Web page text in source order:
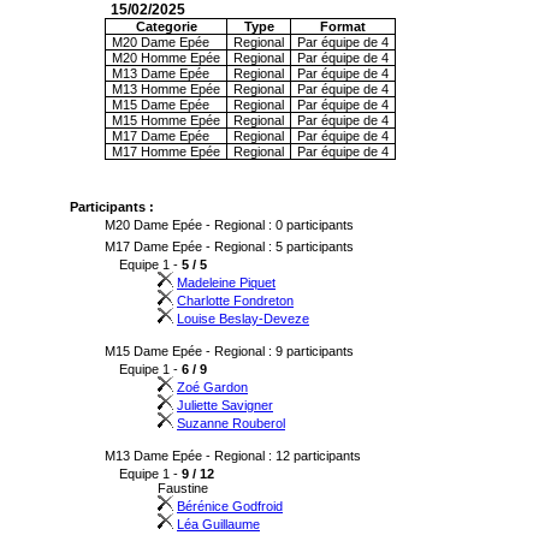
15/02/2025
Categorie Type
Format
M20 Dame Epée
Regional
Par équipe de 4
M20 Homme Epée
Regional
Par équipe de 4
M13 Dame Epée
Regional
Par équipe de 4
M13 Homme Epée
Regional
Par équipe de 4
M15 Dame Epée
Regional
Par équipe de 4
M15 Homme Epée
Regional
Par équipe de 4
M17 Dame Epée
Regional
Par équipe de 4
M17 Homme Epée
Regional Par équipe de 4
Participants :
M20 Dame Epée - Regional : 0 participants
M17 Dame Epée - Regional : 5 participants
Equipe 1 - 5 / 5
Madeleine Piquet
Charlotte Fondreton
Louise Beslay-Deveze
M15 Dame Epée - Regional : 9 participants
Equipe 1 - 6 / 9
Zoé Gardon
Juliette Savigner
Suzanne Rouberol
M13 Dame Epée - Regional : 12 participants
Equipe 1 - 9 / 12
Faustine
Bérénice Godfroid
Léa Guillaume